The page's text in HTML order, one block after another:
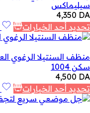
سيليماكس
4,350 DA
تحديد أحد الخيارات
منظف السنتيلا الرغوي
سكن 1004
4,500 DA
تحديد أحد الخيارات